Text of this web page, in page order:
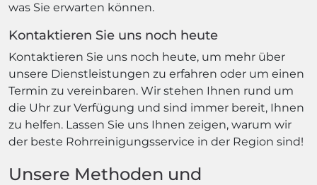
was Sie erwarten können.
Kontaktieren Sie uns noch heute
Kontaktieren Sie uns noch heute, um mehr über
unsere Dienstleistungen zu erfahren oder um einen
Termin zu vereinbaren. Wir stehen Ihnen rund um
die Uhr zur Verfügung und sind immer bereit, Ihnen
zu helfen. Lassen Sie uns Ihnen zeigen, warum wir
der beste Rohrreinigungsservice in der Region sind!
Unsere Methoden und